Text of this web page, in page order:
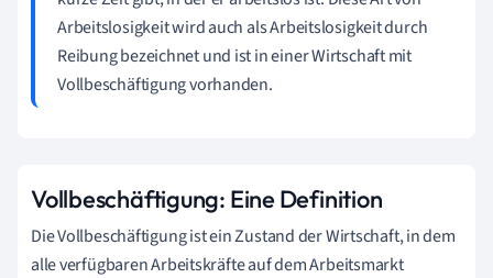
Arbeitslosigkeit wird auch als Arbeitslosigkeit durch
Reibung bezeichnet und ist in einer Wirtschaft mit
Vollbeschäftigung vorhanden.
Vollbeschäftigung: Eine Definition
Die Vollbeschäftigung ist ein Zustand der Wirtschaft, in dem
alle verfügbaren Arbeitskräfte auf dem Arbeitsmarkt